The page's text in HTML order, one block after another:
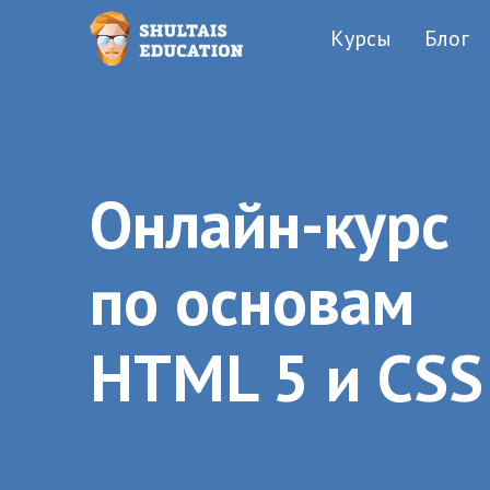
Курсы Блог
Онлайн-курс
по основам
HTML 5 и